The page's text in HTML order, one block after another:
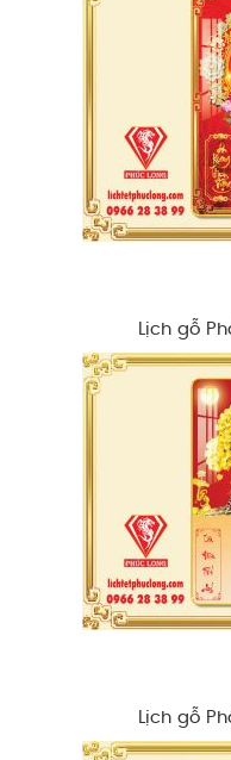
Lịch gỗ
Lịch gỗ